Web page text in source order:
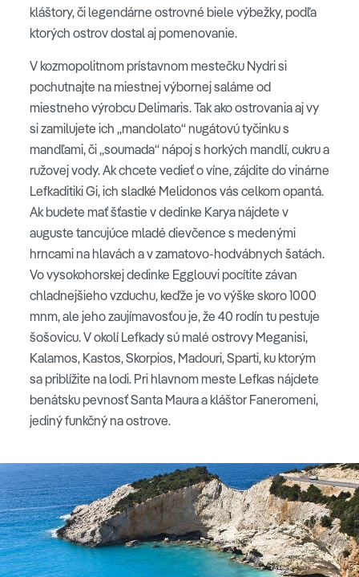
kláštory, či legendárne ostrovné biele výbežky, podľa
ktorých ostrov dostal aj pomenovanie.
V kozmopolitnom prístavnom mestečku Nydri si
pochutnajte na miestnej výbornej saláme od
miestneho výrobcu Delimaris. Tak ako ostrovania aj vy
si zamilujete ich „mandolato“ nugátovú tyčinku s
mandľami, či „soumada“ nápoj s horkých mandlí, cukru a
ružovej vody. Ak chcete vedieť o víne, zájdite do vinárne
Lefkaditiki Gi, ich sladké Melidonos vás celkom opantá.
Ak budete mať šťastie v dedinke Karya nájdete v
auguste tancujúce mladé dievčence s medenými
hrncami na hlavách a v zamatovo-hodvábnych šatách.
Vo vysokohorskej dedinke Egglouvi pocítite závan
chladnejšieho vzduchu, keďže je vo výške skoro 1000
mnm, ale jeho zaujímavosťou je, že 40 rodín tu pestuje
šošovicu. V okolí Lefkady sú malé ostrovy Meganisi,
Kalamos, Kastos, Skorpios, Madouri, Sparti, ku ktorým
sa priblížite na lodi. Pri hlavnom meste Lefkas nájdete
benátsku pevnosť Santa Maura a kláštor Faneromeni,
jediný funkčný na ostrove.